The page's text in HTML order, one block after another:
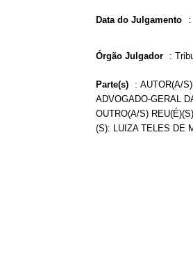
Data do Julgamento :
Órgão Julgador :
Parte(s) : AUTOR(A/
ADVOGADO-GERAL
OUTRO(A/S)
(S): LUIZA TELES DE